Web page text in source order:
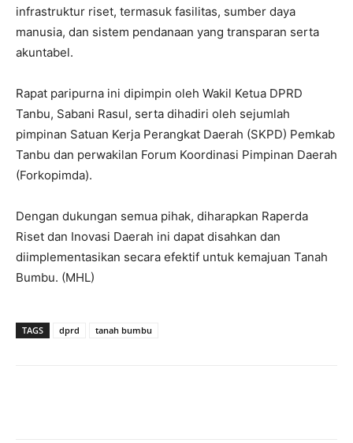
infrastruktur riset, termasuk fasilitas, sumber daya
manusia, dan sistem pendanaan yang transparan serta
akuntabel.
Rapat paripurna ini dipimpin oleh Wakil Ketua DPRD
Tanbu, Sabani Rasul, serta dihadiri oleh sejumlah
pimpinan Satuan Kerja Perangkat Daerah (SKPD) Pemkab
Tanbu dan perwakilan Forum Koordinasi Pimpinan Daerah
(Forkopimda).
Dengan dukungan semua pihak, diharapkan Raperda
Riset dan Inovasi Daerah ini dapat disahkan dan
diimplementasikan secara efektif untuk kemajuan Tanah
Bumbu. (MHL)
TAGS dprd tanah bumbu